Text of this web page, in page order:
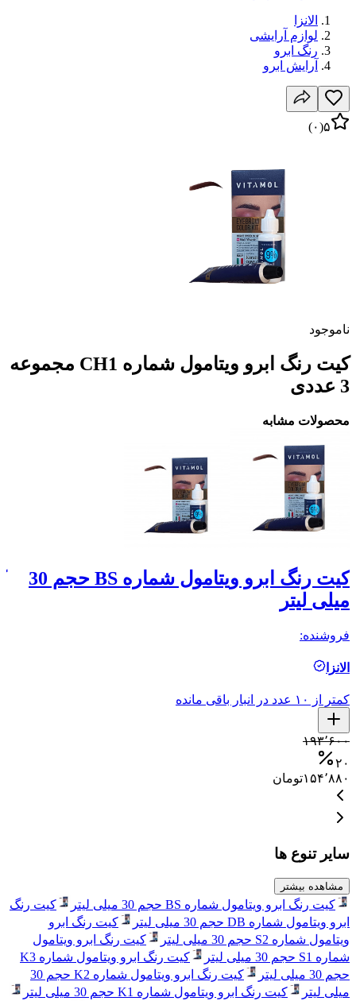
الانزا
لوازم آرایشی
رنگ ابرو
آرایش ابرو
۵(۰)
ناموجود
کیت رنگ ابرو ویتامول شماره CH1 مجموعه
3 عددی
محصولات مشابه
کیت رنگ ابرو ویتامول شماره BS حجم 30
میلی لیتر
فروشنده:
الانزا
کمتر از ۱۰ عدد در انبار باقی مانده
۱۹۳٬۶۰۰
۲۰
۱۵۴٬۸۸۰تومان
سایر تنوع ها
مشاهده بیشتر
کیت رنگ ابرو ویتامول شماره BS حجم 30 میلی لیتر
کیت رنگ
ابرو ویتامول شماره DB حجم 30 میلی لیتر
کیت رنگ ابرو
ویتامول شماره S2 حجم 30 میلی لیتر
کیت رنگ ابرو ویتامول
شماره S1 حجم 30 میلی لیتر
کیت رنگ ابرو ویتامول شماره K3
حجم 30 میلی لیتر
کیت رنگ ابرو ویتامول شماره K2 حجم 30
میلی لیتر
کیت رنگ ابرو ویتامول شماره K1 حجم 30 میلی لیتر